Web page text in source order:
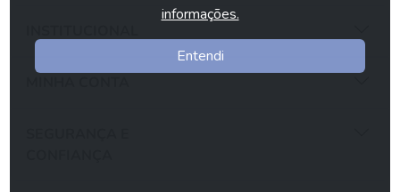
informações.
Entendi